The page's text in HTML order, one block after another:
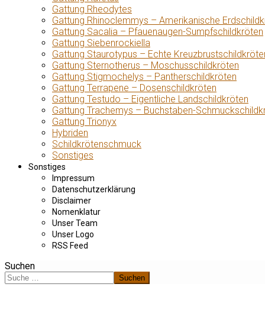
Gattung Rheodytes
Gattung Rhinoclemmys – Amerikanische
Gattung Sacalia – Pfauenaugen-Sumpfschildkröten
Gattung Siebenrockiella
Gattung Staurotypus – Echte
Gattung Sternotherus – Moschusschildkröten
Gattung Stigmochelys – Pantherschildkröten
Gattung Terrapene – Dosenschildkröten
Gattung Testudo – Eigentliche Landschildkröten
Gattung Trachemys – Buchstaben-
Gattung Trionyx
Hybriden
Schildkrötenschmuck
Sonstiges
Sonstiges
Impressum
Datenschutzerklärung
Disclaimer
Nomenklatur
Unser Team
Unser Logo
RSS Feed
Suchen
Suchen